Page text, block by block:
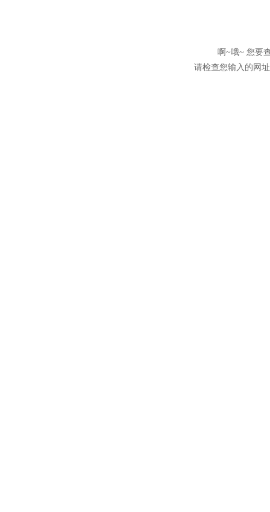
啊~哦~ 您要
请检查您输入的网